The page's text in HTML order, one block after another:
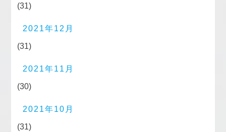
(31)
2021年12月
(31)
2021年11月
(30)
2021年10月
(31)